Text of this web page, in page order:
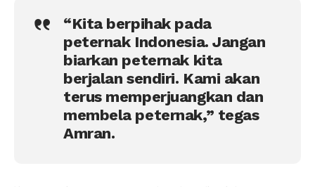
“Kita berpihak pada
peternak Indonesia. Jangan
biarkan peternak kita
berjalan sendiri. Kami akan
terus memperjuangkan dan
membela peternak,” tegas
Amran.